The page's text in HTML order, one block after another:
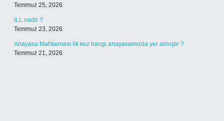
Temmuz 25, 2026
ILL nedir ?
Temmuz 23, 2026
Anayasa Mahkemesi ilk kez hangi anayasamızda yer almıştır ?
Temmuz 21, 2026